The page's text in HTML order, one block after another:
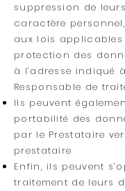
suppression de
caractère
aux lois applicables
protection des
à l’adresse indiqué
Responsable de
Ils peuvent
portabilité des
par le Prestataire
prestataire
Enfin, ils peuvent
traitement de leurs